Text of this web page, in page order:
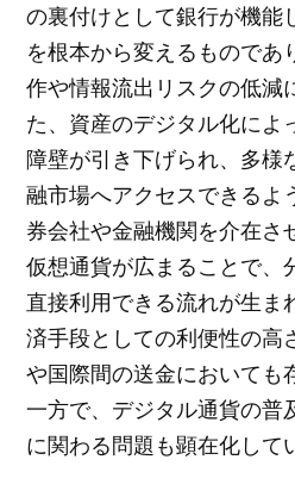
の裏付けとして銀行が機能
を根本から変えるものであ
作や情報流出リスクの低減
た、資産のデジタル化によ
障壁が引き下げられ、多様
融市場へアクセスできるよ
券会社や金融機関を介在さ
仮想通貨が広まることで、
直接利用できる流れが生ま
済手段としての利便性の高
や国際間の送金においても
一方で、デジタル通貨の普
に関わる問題も顕在化して